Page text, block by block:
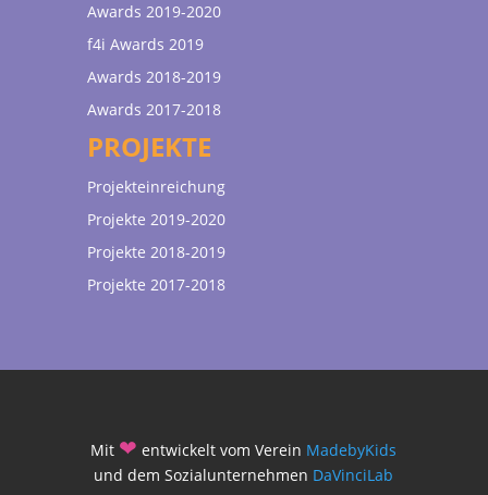
Awards 2019-2020
f4i Awards 2019
Awards 2018-2019
Awards 2017-2018
PROJEKTE
Projekteinreichung
Projekte 2019-2020
Projekte 2018-2019
Projekte 2017-2018
Mit ❤ entwickelt vom Verein MadebyKids
und dem Sozialunternehmen DaVinciLab